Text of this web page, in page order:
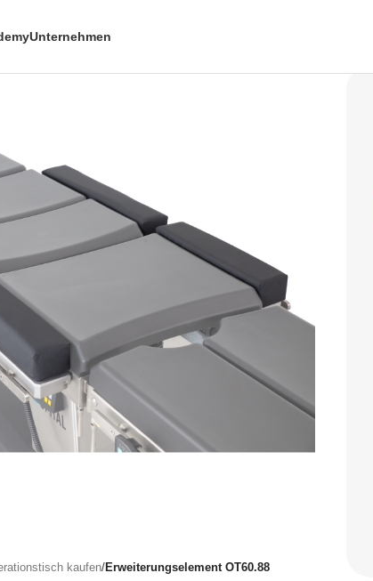
Unternehmen
kaufen/Erweiterungselement OT60.88